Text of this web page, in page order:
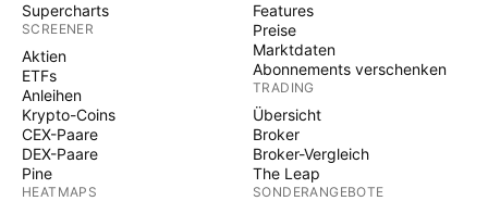
Supercharts
SCREENER
Aktien
ETFs
Anleihen
Krypto-Coins
CEX-Paare
DEX-Paare
Pine
HEATMAPS
Features
Preise
Marktdaten
Abonnements verschenken
TRADING
Übersicht
Broker
Broker-Vergleich
The Leap
SONDERANGEBOTE